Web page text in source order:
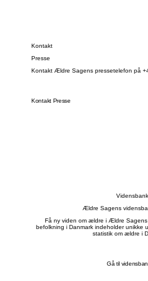
Kontakt
Presse
Kontakt Ældre Sagens pressetelefon på
Kontakt Presse
Vidensbank
Ældre Sagens
Få ny viden om ældre i Ældre
befolkning i Danmark indeholder unikke
statistik om ældre i
Gå til